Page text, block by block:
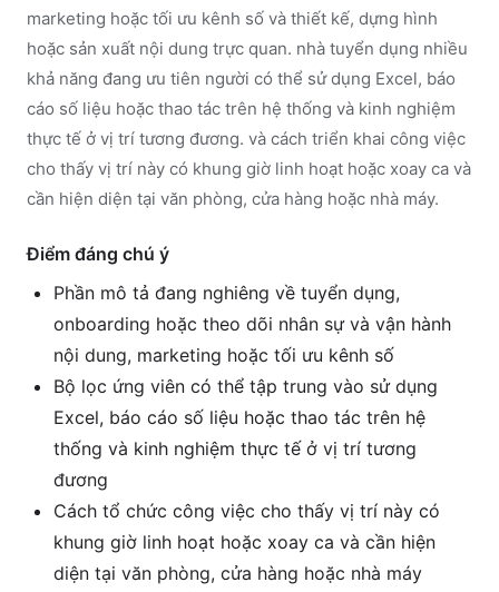
marketing hoặc tối ưu kênh số và thiết kế, dựng hình
hoặc sản xuất nội dung trực quan. nhà tuyển dụng nhiều
khả năng đang ưu tiên người có thể sử dụng Excel, báo
cáo số liệu hoặc thao tác trên hệ thống và kinh nghiệm
thực tế ở vị trí tương đương. và cách triển khai công việc
cho thấy vị trí này có khung giờ linh hoạt hoặc xoay ca và
cần hiện diện tại văn phòng, cửa hàng hoặc nhà máy.
Điểm đáng chú ý
Phần mô tả đang nghiêng về tuyển dụng,
onboarding hoặc theo dõi nhân sự và vận hành
nội dung, marketing hoặc tối ưu kênh số
Bộ lọc ứng viên có thể tập trung vào sử dụng
Excel, báo cáo số liệu hoặc thao tác trên hệ
thống và kinh nghiệm thực tế ở vị trí tương
đương
Cách tổ chức công việc cho thấy vị trí này có
khung giờ linh hoạt hoặc xoay ca và cần hiện
diện tại văn phòng, cửa hàng hoặc nhà máy